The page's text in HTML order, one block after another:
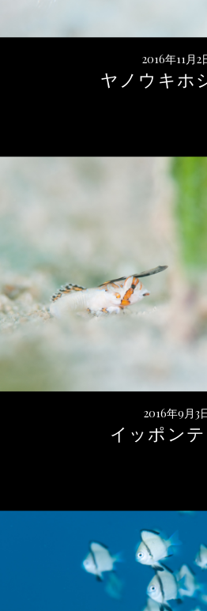
2016年11月2
ヤノウキホ
2016年9月3
イッポンテ